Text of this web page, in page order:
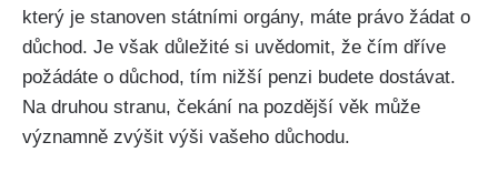
který je stanoven státními orgány, máte právo žádat o
důchod. Je však důležité si uvědomit, že čím dříve
požádáte o důchod, tím nižší penzi budete dostávat.
Na druhou stranu, čekání na pozdější věk může
významně zvýšit výši vašeho důchodu.